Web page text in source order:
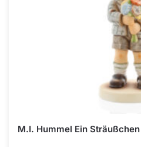
M.I. Hummel Ein